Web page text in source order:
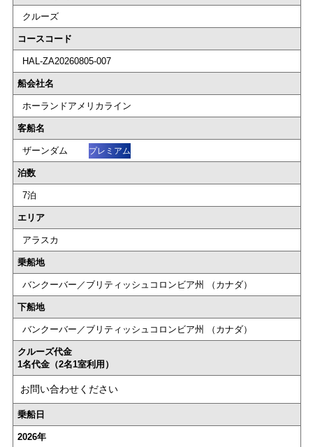
クルーズ
コースコード
HAL-ZA20260805-007
船会社名
ホーランドアメリカライン
客船名
ザーンダム プレミアム
泊数
7泊
エリア
アラスカ
乗船地
バンクーバー／ブリティッシュコロンビア州 （カナダ）
下船地
バンクーバー／ブリティッシュコロンビア州 （カナダ）
クルーズ代金
1名代金（2名1室利用）
お問い合わせください
乗船日
2026年